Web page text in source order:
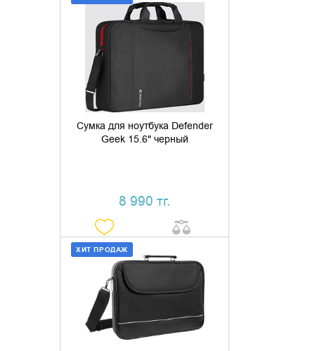
Сумка для ноутбука Defender
Geek 15.6" черный
8 990 тг.
ДОБАВИТЬ В КОРЗИНУ
ХИТ ПРОДАЖ
ДОБАВИТЬ В КОРЗИНУ
КУПИТЬ В 1 КЛИК